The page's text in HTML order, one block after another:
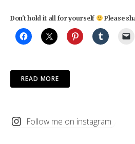
Don't hold it all for yourself Please
READ MORE
Follow me on instagram